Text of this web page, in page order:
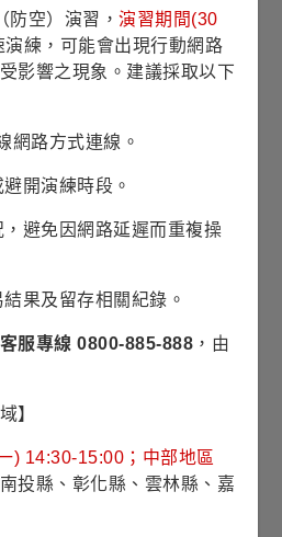
145億7仟4佰萬美元
(2026/07/31)
22.92% (理柏三年期原幣別)
股票為主
防空）演習，演習期間(30
演練，可能會出現行動網路
影響之現象。建議採取以下
網路方式連線。
開演練時段。
避免因網路延遲而重複操
果及留存相關紀錄。
服專線 0800-885-888 ，由
】
) 14:30-15:00；中部地區
投縣、彰化縣、雲林縣、嘉